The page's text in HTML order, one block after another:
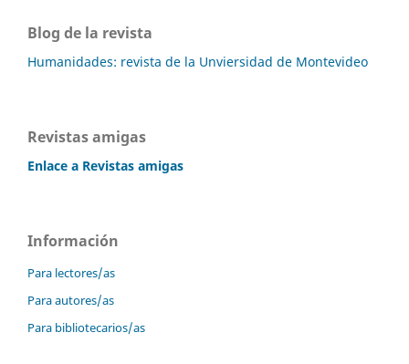
Blog de la revista
Humanidades: revista de la Unviersidad de Montevideo
Revistas amigas
Enlace a Revistas amigas
Información
Para lectores/as
Para autores/as
Para bibliotecarios/as